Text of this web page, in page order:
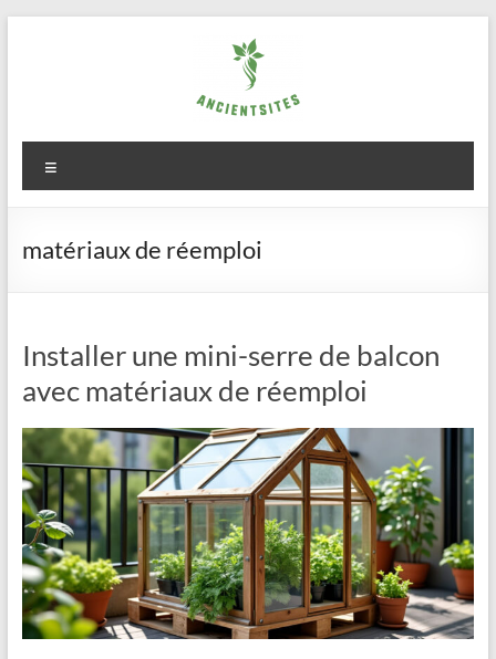
ancientsites.eu
matériaux de réemploi
Installer une mini-serre de balcon
avec matériaux de réemploi